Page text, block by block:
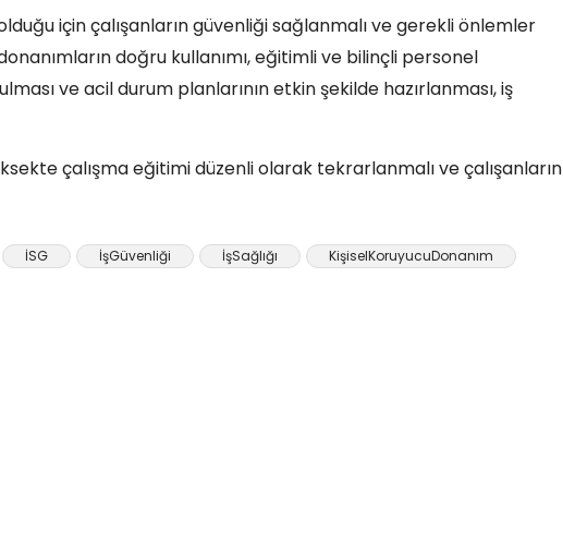
için çalışanların güvenliği sağlanmalı ve gerekli önlemler
doğru kullanımı, eğitimli ve bilinçli personel
ve acil durum planlarının etkin şekilde hazırlanması, iş
çalışma eğitimi düzenli olarak tekrarlanmalı ve çalışanların
İSG İşGüvenliği İşSağlığı
KişiselKoruyucuDonanım